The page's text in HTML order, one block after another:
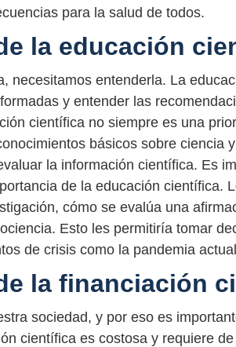
para la salud de todos.
la educación
necesitamos entenderla. La
y entender las
científica no siempre es una
básicos sobre ciencia
la información científica. Es
de la educación científica.
cómo se evalúa una
Esto les permitiría tomar
de crisis como la pandemia
la financiación
sociedad, y por eso es
científica es costosa y requiere